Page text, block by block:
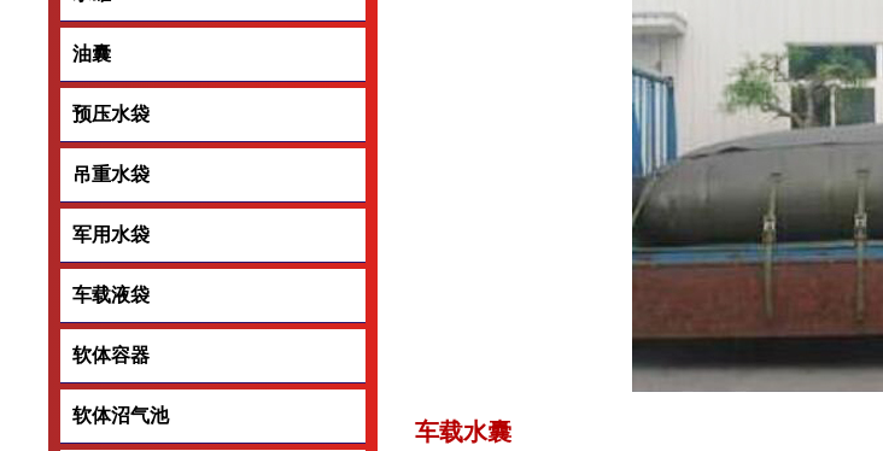
油囊
预压水袋
吊重水袋
军用水袋
车载液袋
软体容器
软体沼气池 软体沼气池
车载水囊